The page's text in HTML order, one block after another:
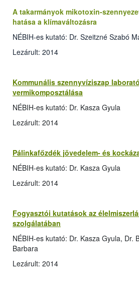
A takarmányok mikotoxin-
hatása a klímaváltozásra
NÉBIH-es kutató: Dr. Szeitzné Szabó
Lezárult: 2014
Kommunális szennyvíziszap
vermikomposztálása
NÉBIH-es kutató: Dr. Kasza Gyula
Lezárult: 2014
Pálinkafőzdék jövedelem- és
NÉBIH-es kutató: Dr. Kasza Gyula
Lezárult: 2014
Fogyasztói kutatások az
szolgálatában
NÉBIH-es kutató: Dr. Kasza Gyula, Dr.
Barbara
Lezárult: 2014